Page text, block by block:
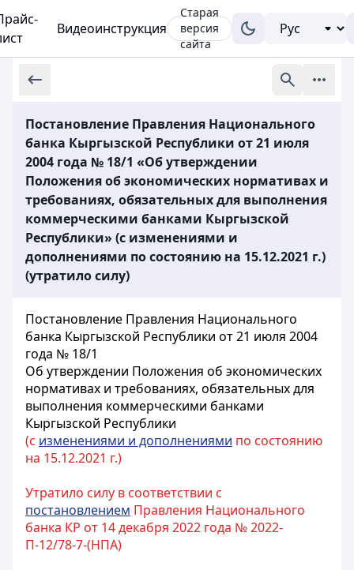
Видеоинструкция
Старая
версия
сайта
Постановление Правления Национального
банка Кыргызской Республики от 21 июля
2004 года № 18/1 «Об утверждении
Положения об экономических нормативах и
требованиях, обязательных для выполнения
коммерческими банками Кыргызской
Республики» (с изменениями и
дополнениями по состоянию на 15.12.2021 г.)
(утратило силу)
Постановление Правления Национального
банка Кыргызской Республики от 21 июля 2004
года № 18/1
Об утверждении Положения об экономических
нормативах и требованиях, обязательных для
выполнения коммерческими банками
Кыргызской Республики
(с изменениями и дополнениями по состоянию
на 15.12.2021 г.)
Утратило силу в соответствии с
постановлением Правления Национального
банка КР от 14 декабря 2022 года № 2022-
П-12/78-7-(НПА)